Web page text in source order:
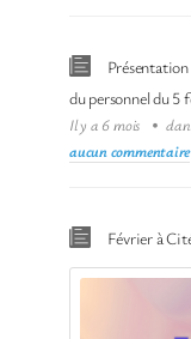
du personnel du 5
Il y a 6 mois
aucun commentaire
Février à